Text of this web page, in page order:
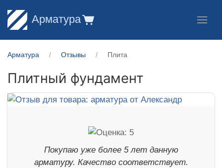
Арматура
Арматура Отзывы Плита
Плитный фундамент
Покупаю уже более 5 лет данную
арматуру. Качество соответствует.